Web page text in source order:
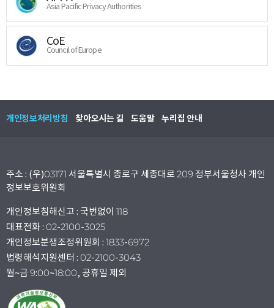
Asia Pacific Privacy Authorities
CoE
Council of Europe
개인정보처리방침 찾아오시는 길 도움말 누리집 안내
주소 : (우)03171 서울특별시 종로구 세종대로 209 정부서울청사 개인
정보보호위원회
개인정보침해신고 : 국번없이 118
대표전화 : 02-2100-3025
개인정보분쟁조정위원회 : 1833-6972
법령해석지원센터 : 02-2100-3043
월~금 9:00~18:00, 공휴일 제외